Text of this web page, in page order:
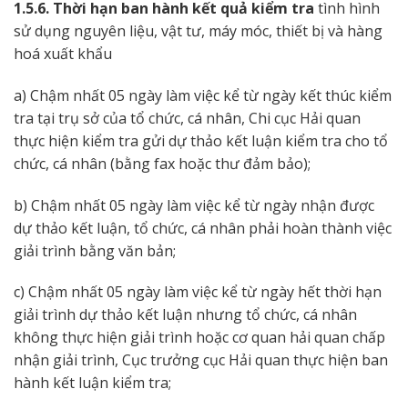
1.5.6. Thời hạn ban hành kết quả kiểm tra tình hình
sử dụng nguyên liệu, vật tư, máy móc, thiết bị và hàng
hoá xuất khẩu
a) Chậm nhất 05 ngày làm việc kể từ ngày kết thúc kiểm
tra tại trụ sở của tổ chức, cá nhân, Chi cục Hải quan
thực hiện kiểm tra gửi dự thảo kết luận kiểm tra cho tổ
chức, cá nhân (bằng fax hoặc thư đảm bảo);
b) Chậm nhất 05 ngày làm việc kể từ ngày nhận được
dự thảo kết luận, tổ chức, cá nhân phải hoàn thành việc
giải trình bằng văn bản;
c) Chậm nhất 05 ngày làm việc kể từ ngày hết thời hạn
giải trình dự thảo kết luận nhưng tổ chức, cá nhân
không thực hiện giải trình hoặc cơ quan hải quan chấp
nhận giải trình, Cục trưởng cục Hải quan thực hiện ban
hành kết luận kiểm tra;